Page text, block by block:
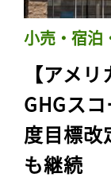
小売・宿泊
【アメ
GHGス
度目標改
も継続